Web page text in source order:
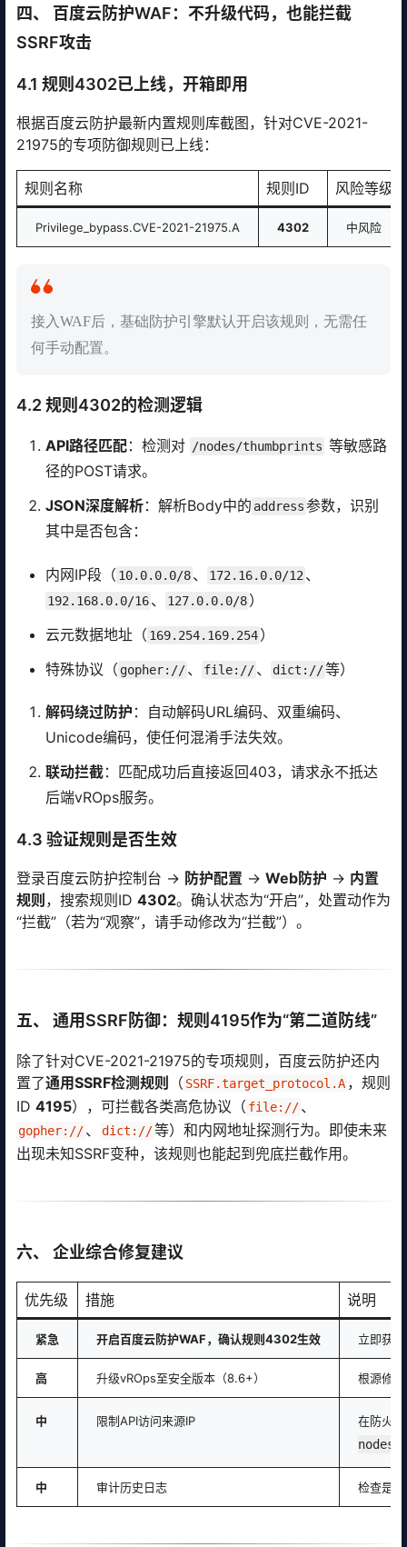
四、 百度云防护WAF：不升级代码，也能拦截
SSRF攻击
4.1 规则4302已上线，开箱即用
根据百度云防护最新内置规则库截图，针对CVE-2021-
21975的专项防御规则已上线：
规则名称 规则ID 风险等级
Privilege_bypass.CVE-2021-21975.A 4302 中风险
接入WAF后，基础防护引擎默认开启该规则，无需任
何手动配置。
4.2 规则4302的检测逻辑
API路径匹配：检测对 /nodes/thumbprints 等敏感路
径的POST请求。
JSON深度解析：解析Body中的 address参数，识别
其中是否包含：
内网IP段（ 10.0.0.0/8、 172.16.0.0/12 、
192.168.0.0/16、 127.0.0.0/8）
云元数据地址（ 169.254.169.254）
特殊协议（ gopher://、 file://、 dict://等）
解码绕过防护 ：自动解码URL编码、双重编码、
Unicode编码，使任何混淆手法失效。
联动拦截：匹配成功后直接返回403，请求永不抵达
后端vROps服务。
4.3 验证规则是否生效
登录百度云防护控制台 → 防护配置 → Web防护 → 内置
规则 ，搜索规则ID 4302。确认状态为“开启”，处置动作为
“拦截”（若为“观察”，请手动修改为“拦截”）。
五、 通用SSRF防御：规则4195作为“第二道防线”
除了针对CVE-2021-21975的专项规则，百度云防护还内
置了通用SSRF检测规则 （ SSRF.target_protocol.A ，规则
ID 4195），可拦截各类高危协议（ file://、
gopher://、 dict://等）和内网地址探测行为。即使未来
出现未知SSRF变种，该规则也能起到兜底拦截作用。
六、 企业综合修复建议
优先级 措施 说明
紧急 开启百度云防护WAF，确认规则4302生效 立即获
高 升级vROps至安全版本（8.6+） 根源修
中 限制API访问来源IP
在防火
nodes/
中 审计历史日志 检查是